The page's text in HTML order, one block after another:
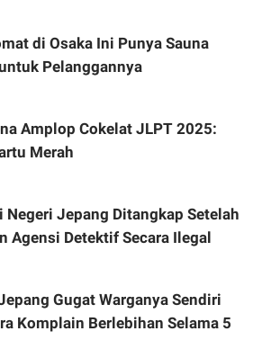
di Osaka Ini Punya Sauna
Pelanggannya
Amplop Cokelat JLPT 2025:
Merah
Negeri Jepang Ditangkap Setelah
Agensi Detektif Secara Ilegal
Gugat Warganya Sendiri
Komplain Berlebihan Selama 5